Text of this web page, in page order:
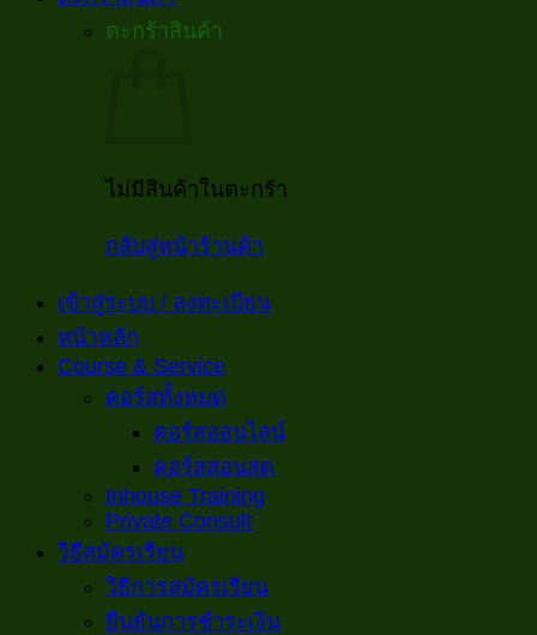
ตะกร้าสินค้า
ไม่มีสินค้าในตะกร้า
กลับสู่หน้าร้านค้า
เข้าสู่ระบบ / ลงทะเบียน
หน้าหลัก
Course & Service
คอร์สทั้งหมด
คอร์สออนไลน์
คอร์สสอนสด
Inhouse Training
Private Consult
วิธีสมัครเรียน
วิธีการสมัครเรียน
ยืนยันการชำระเงิน